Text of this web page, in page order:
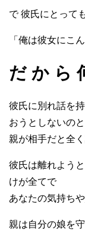
で 彼氏にとって
「俺は彼女にこ
だ か ら
彼氏に別れ話を
おうとしないのと
親が相手だと全
彼氏は離れよう
けが全てで
あなたの気持ち
親は自分の娘を